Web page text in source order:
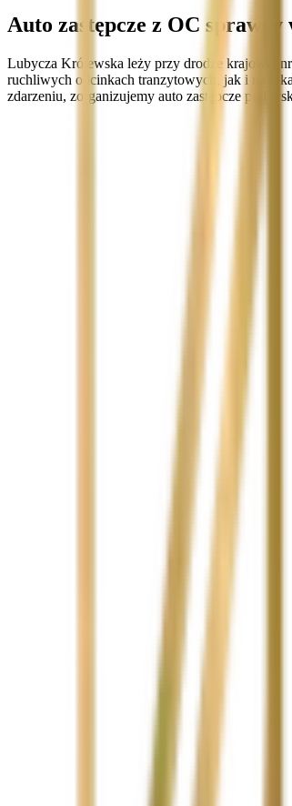
Auto zastępcze z OC sprawcy
Lubycza Królewska leży przy drodze krajowej
ruchliwych odcinkach tranzytowych, jak i na
zdarzeniu, zorganizujemy auto zastępcze pod